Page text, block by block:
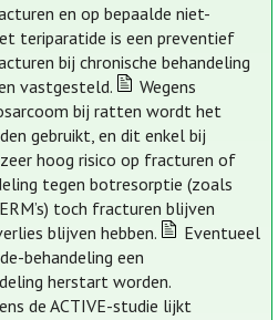
en op bepaalde niet-
teriparatide is een preventief
bij chronische behandeling
vastgesteld.
Wegens
bij ratten wordt het
gebruikt, en dit enkel bij
hoog risico op fracturen of
tegen botresorptie (zoals
toch fracturen blijven
blijven hebben.
Eventueel
behandeling een
herstart worden.
de ACTIVE-studie lijkt